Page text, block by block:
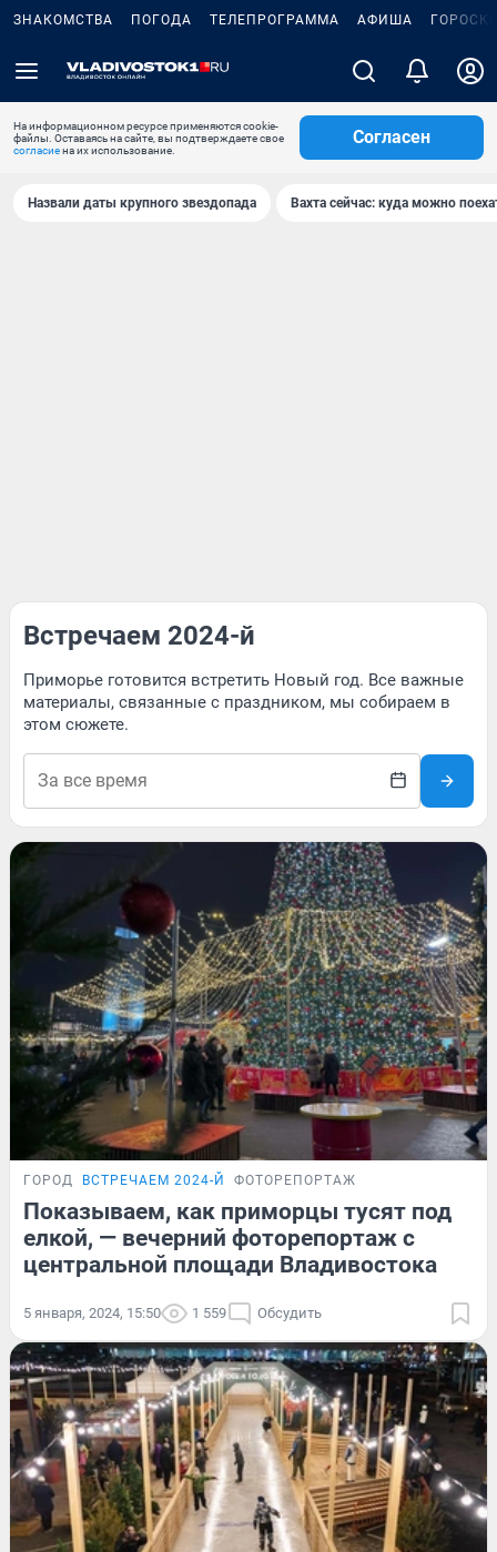
ЗНАКОМСТВА ПОГОДА ТЕЛЕПРОГРАММА АФИША
На информационном ресурсе применяются cookie-
файлы. Оставаясь на сайте, вы подтверждаете свое
согласиена их использование.
Согласен
Назвали даты крупного звездопада Вахта сейчас: куда можно
Встречаем 2024-й
Приморье готовится встретить Новый год. Все важные
материалы, связанные с праздником, мы собираем в
этом сюжете.
ГОРОД ВСТРЕЧАЕМ 2024-Й ФОТОРЕПОРТАЖ
Показываем, как приморцы тусят под
елкой, — вечерний фоторепортаж с
центральной площади Владивостока
5 января, 2024, 15:50 1 559 Обсудить